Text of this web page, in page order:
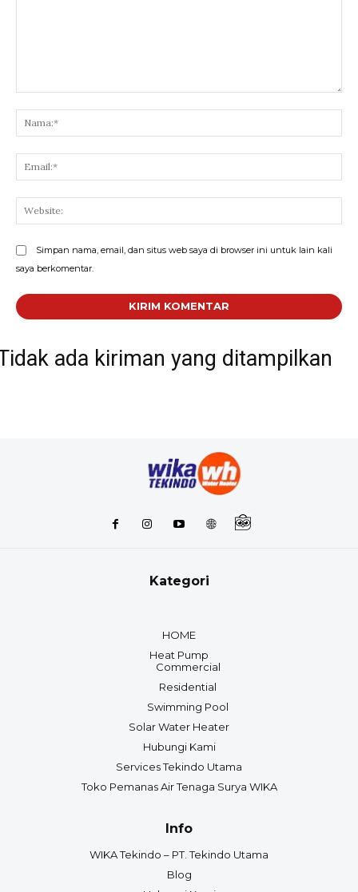
Simpan nama, email, dan situs web saya di browser ini untuk lain kali
saya berkomentar.
ada kiriman yang ditampilkan
Kategori
HOME
Heat Pump
Commercial
Residential
Swimming Pool
Solar Water Heater
Hubungi Kami
Services Tekindo Utama
Toko Pemanas Air Tenaga Surya WIKA
Info
WIKA Tekindo – PT. Tekindo Utama
Blog